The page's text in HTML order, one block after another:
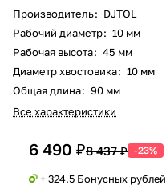
Производитель: DJTOL
Рабочий диаметр: 10 мм
Рабочая высота: 45 мм
Диаметр хвостовика: 10 мм
Общая длина: 90 мм
Все характеристики
6 490 ₽8 437 ₽ -23%
+ 324.5 Бонусных рублей